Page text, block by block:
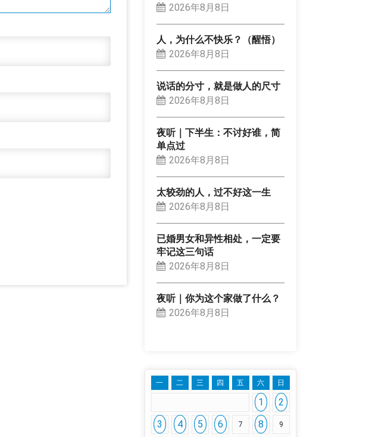
2026年8月8日
人，为什么不快乐？（醒悟）
2026年8月8日
说话的分寸，就是做人的尺寸
2026年8月8日
夜听｜下半生：不讨好谁，简
单点过
2026年8月8日
太较劲的人，过不好这一生
2026年8月8日
已婚男女和异性相处，一定要
牢记这三句话
2026年8月8日
夜听｜你为这个家做了什么？
2026年8月8日
一 二 三 四 五 六 日
1
2
3
4 5 6 7 8 9